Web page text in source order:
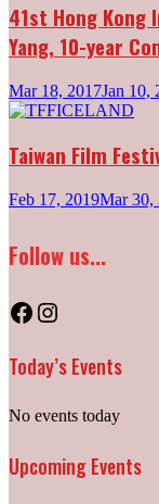
41st Hong Kong
Yang, 10-year
Mar 18, 2017Jan 10,
Taiwan Film
Feb 17, 2019Mar 30,
Follow us...
Facebook
Instagram
Today’s Events
No events today
Upcoming Events